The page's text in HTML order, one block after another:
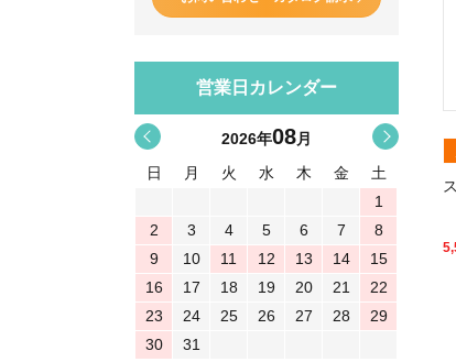
営業日カレンダー
< >
2026年08月
日
月 火 水 木 金
土
1
2
3 4 5 6 7
8
9
10 11 12 13 14
15
16
17 18 19 20 21
22
23
24 25 26 27 28
29
30
31